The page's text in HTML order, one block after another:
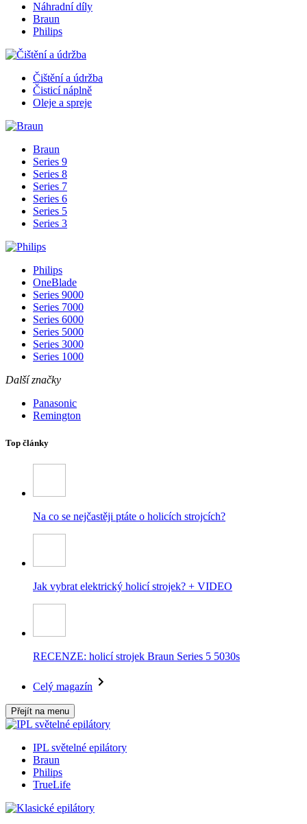
Náhradní díly
Braun
Philips
Čištění a údržba
Čisticí náplně
Oleje a spreje
Braun
Series 9
Series 8
Series 7
Series 6
Series 5
Series 3
Philips
OneBlade
Series 9000
Series 7000
Series 6000
Series 5000
Series 3000
Series 1000
Další značky
Panasonic
Remington
Top články
Na co se nejčastěji ptáte o holicích strojcích?
Jak vybrat elektrický holicí strojek? + VIDEO
RECENZE: holicí strojek Braun Series 5 5030s
Celý magazín
Přejít na menu
IPL světelné epilátory
Braun
Philips
TrueLife